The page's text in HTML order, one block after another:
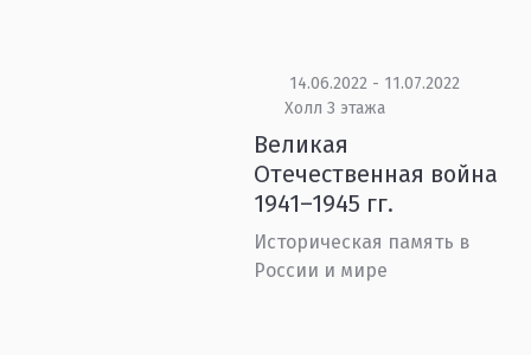
14.06.2022 - 11.07.2022
Холл 3 этажа
Великая
Отечественная война
1941–1945 гг.
Историческая память в
России и мире